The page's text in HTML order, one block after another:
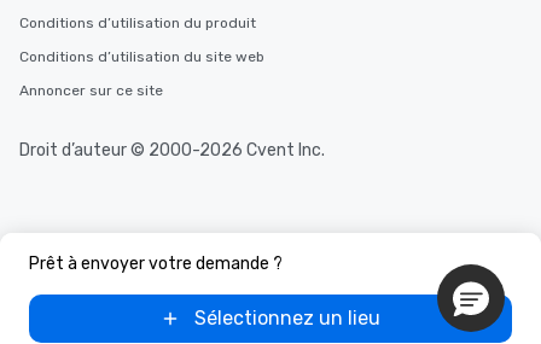
Prêt à envoyer votre demande ?
Sélectionnez un lieu
Conditions d’utilisation du produit
Conditions d’utilisation du site web
Annoncer sur ce site
Droit d’auteur © 2000-2026 Cvent Inc.